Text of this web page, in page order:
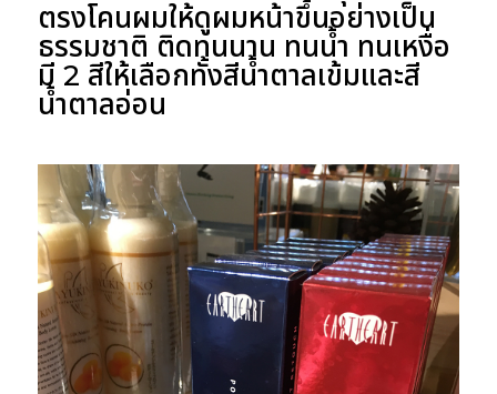
ตรงโคนผมให้ดูผมหน้าขึ้นอย่างเป็น
ธรรมชาติ ติดทนนาน ทนน้ำ ทนเหงื่อ
มี 2 สีให้เลือกทั้งสีน้ำตาลเข้มและสี
น้ำตาลอ่อน